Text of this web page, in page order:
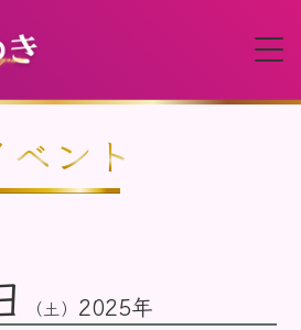
HOME
ベント
ベント
（土） 2025年